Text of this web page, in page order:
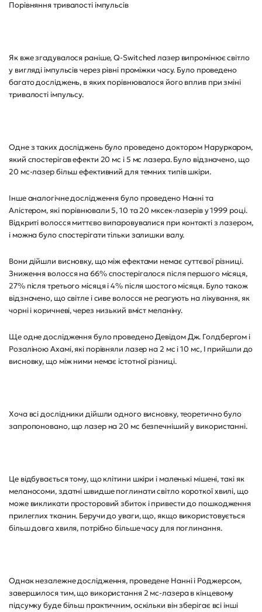
Порівняння тривалості імпульсів
Як вже згадувалося раніше, Q-Switched лазер випромінює світло
у вигляді імпульсів через рівні проміжки часу. Було проведено
багато досліджень, в яких порівнювалося його вплив при зміні
тривалості імпульсу.
Одне з таких досліджень було проведено доктором Наруркаром,
який спостерігав ефекти 20 мс і 5 мс лазера. Було відзначено, що
20 мс-лазер більш ефективний для темних типів шкіри.
Інше аналогічне дослідження було проведено Нанні та
Алістером, які порівнювали 5, 10 та 20 мксек-лазерів у 1999 році.
Відкриті волосся миттєво випаровувалися при контакті з лазером,
і можна було спостерігати тільки залишки валу.
Вони дійшли висновку, що між ефектами немає суттєвої різниці.
Зниження волосся на 66% спостерігалося після першого місяця,
27% після третього місяця і 4% після шостого місяця. Було також
відзначено, що світле і сиве волосся не реагують на лікування, як
чорні і коричневі, через низький вміст меланіну.
Ще одне дослідження було проведено Девідом Дж. Голдбергом і
Розаліною Ахамі, які порівняли лазер на 2 мс і 10 мс, І прийшли до
висновку, що між ними немає істотної різниці.
Хоча всі дослідники дійшли одного висновку, теоретично було
запропоновано, що лазер на 20 мс безпечніший у використанні.
Це відбувається тому, що клітини шкіри і маленькі мішені, такі як
меланосоми, здатні швидше поглинати світло короткої хвилі, що
може викликати просторовий збиток і привести до пошкодження
прилеглих тканин. Беручи до уваги, що, якщо використовується
більш довга хвиля, потрібно більше часу для поглинання.
Однак незалежне дослідження, проведене Нанні і Роджерсом,
завершилося тим, що використання 2 мс-лазера в кінцевому
підсумку буде більш практичним, оскільки він зберігає всі інші